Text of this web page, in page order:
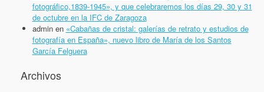
fotográfico,1839-1945», y que celebraremos los días 29, 30 y 31
de octubre en la IFC de Zaragoza
adminen «Cabañas de cristal: galerías de retrato y estudios de
fotografía en España», nuevo libro de María de los Santos
García Felguera
Archivos